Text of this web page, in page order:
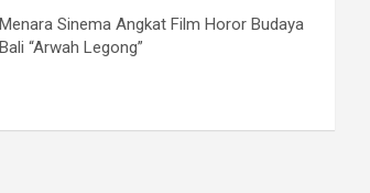
Menara Sinema Angkat Film Horor Budaya
Bali “Arwah Legong”